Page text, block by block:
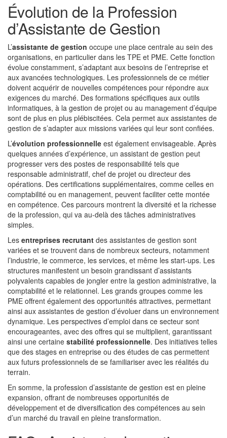
Évolution de la Profession
d’Assistante de Gestion
L’assistante de gestion occupe une place centrale au sein des
organisations, en particulier dans les TPE et PME. Cette fonction
évolue constamment, s’adaptant aux besoins de l’entreprise et
aux avancées technologiques. Les professionnels de ce métier
doivent acquérir de nouvelles compétences pour répondre aux
exigences du marché. Des formations spécifiques aux outils
informatiques, à la gestion de projet ou au management d’équipe
sont de plus en plus plébiscitées. Cela permet aux assistantes de
gestion de s’adapter aux missions variées qui leur sont confiées.
L’évolution professionnelle est également envisageable. Après
quelques années d’expérience, un assistant de gestion peut
progresser vers des postes de responsabilité tels que
responsable administratif, chef de projet ou directeur des
opérations. Des certifications supplémentaires, comme celles en
comptabilité ou en management, peuvent faciliter cette montée
en compétence. Ces parcours montrent la diversité et la richesse
de la profession, qui va au-delà des tâches administratives
simples.
Les entreprises recrutant des assistantes de gestion sont
variées et se trouvent dans de nombreux secteurs, notamment
l’industrie, le commerce, les services, et même les start-ups. Les
structures manifestent un besoin grandissant d’assistants
polyvalents capables de jongler entre la gestion administrative, la
comptabilité et le relationnel. Les grands groupes comme les
PME offrent également des opportunités attractives, permettant
ainsi aux assistantes de gestion d’évoluer dans un environnement
dynamique. Les perspectives d’emploi dans ce secteur sont
encourageantes, avec des offres qui se multiplient, garantissant
ainsi une certaine stabilité professionnelle. Des initiatives telles
que des stages en entreprise ou des études de cas permettent
aux futurs professionnels de se familiariser avec les réalités du
terrain.
En somme, la profession d’assistante de gestion est en pleine
expansion, offrant de nombreuses opportunités de
développement et de diversification des compétences au sein
d’un marché du travail en pleine transformation.